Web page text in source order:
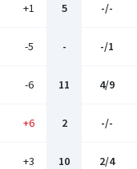
+1 5 -/-
-5 - -/1
-6 11 4/9
+6 2 -/-
+3 10 2/4